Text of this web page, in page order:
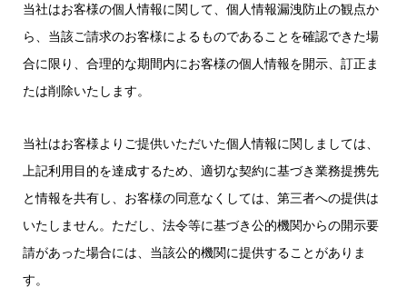
当社はお客様の個人情報に関して、個人情報漏洩防止の観点か
ら、当該ご請求のお客様によるものであることを確認できた場
合に限り、合理的な期間内にお客様の個人情報を開示、訂正ま
たは削除いたします。
当社はお客様よりご提供いただいた個人情報に関しましては、
上記利用目的を達成するため、適切な契約に基づき業務提携先
と情報を共有し、お客様の同意なくしては、第三者への提供は
いたしません。ただし、法令等に基づき公的機関からの開示要
請があった場合には、当該公的機関に提供することがありま
す。